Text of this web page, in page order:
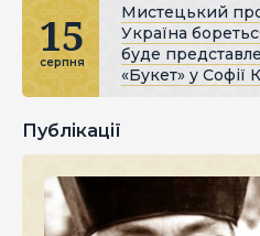
15
серпня
Мистецький
Україна
буде
«Букет» у Софії
Публікації